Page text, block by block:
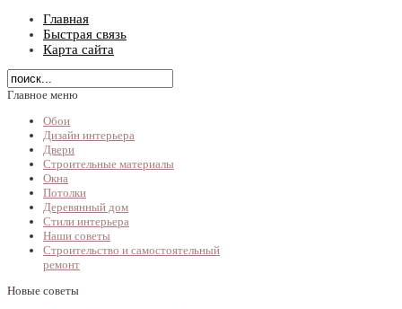
Главная
Быстрая связь
Карта сайта
Главное меню
Обои
Дизайн интерьера
Двери
Строительные материалы
Окна
Потолки
Деревянный дом
Стили интерьера
Наши советы
Строительство и самостоятельный
ремонт
Новые советы